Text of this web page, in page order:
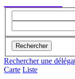
Rechercher
Rechercher une
Carte Liste